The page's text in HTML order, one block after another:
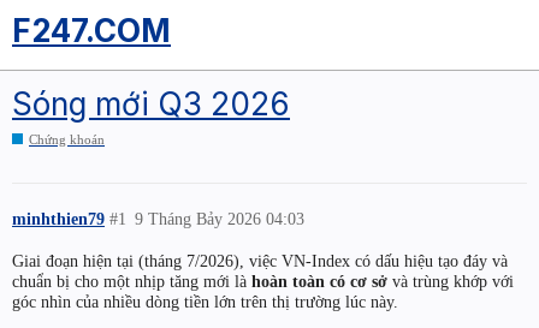
F247.COM
Sóng mới Q3 2026
Chứng khoán
minhthien79 9 Tháng Bảy 2026 04:03
#1
Giai đoạn hiện tại (tháng 7/2026), việc VN-Index có dấu hiệu tạo đáy và
chuẩn bị cho một nhịp tăng mới là hoàn toàn có cơ sở và trùng khớp với
góc nhìn của nhiều dòng tiền lớn trên thị trường lúc này.